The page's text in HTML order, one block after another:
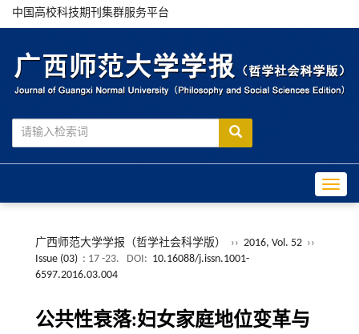
中国高校科技期刊集群服务平台
广西师范大学学报（哲学社会科学版） ›› 2016, Vol. 52 ››
Issue (03) : 17 -23. DOI: 10.16088/j.issn.1001-
6597.2016.03.004
公共性衰落:妇女家庭地位变革与